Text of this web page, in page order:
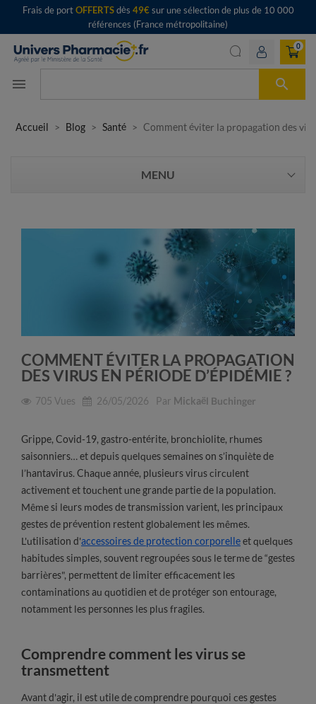
Frais de portOFFERTSdès 49€sur une sélection de plus de 10 000
références (France métropolitaine)
menu 
0
Accueil Blog Santé Comment éviter la propagation des
MENU
COMMENT ÉVITER LA PROPAGATION
DES VIRUS EN PÉRIODE D’ÉPIDÉMIE ?
705 Vues 26/05/2026 Par Mickaël Buchinger
Grippe, Covid-19, gastro-entérite, bronchiolite, rhumes
saisonniers… et depuis quelques semaines on s’inquiète de
l’hantavirus. Chaque année, plusieurs virus circulent
activement et touchent une grande partie de la population.
Même si leurs modes de transmission varient, les principaux
gestes de prévention restent globalement les mêmes.
L'utilisation d'accessoires de protection corporelleet quelques
habitudes simples, souvent regroupées sous le terme de “gestes
barrières", permettent de limiter efficacement les
contaminations au quotidien et de protéger son entourage,
notamment les personnes les plus fragiles.
Comprendre comment les virus se
transmettent
Avant d'agir, il est utile de comprendre pourquoi ces gestes